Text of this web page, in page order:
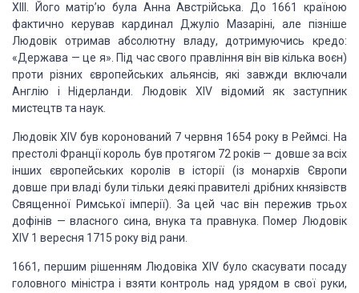
XIII. Його матір’ю була Анна Австрійська. До 1661 країною
фактично керував кардинал Джуліо Мазаріні, але пізніше
Людовік отримав абсолютну владу, дотримуючись кредо:
«Держава — це я». Під час свого правління він вів кілька воєн)
проти різних європейських альянсів, які завжди включали
Англію і Нідерланди. Людовік XIV відомий як заступник
мистецтв та наук.
Людовік XIV був коронований 7 червня 1654 року в Реймсі. На
престолі Франції король був протягом 72 років — довше за всіх
інших європейських королів в історії (із монархів Європи
довше при владі були тільки деякі правителі дрібних князівств
Священної Римської імперії). За цей час він пережив трьох
дофінів — власного сина, внука та правнука. Помер Людовік
XIV 1 вересня 1715 року від рани.
1661, першим рішенням Людовіка XIV було скасувати посаду
головного міністра і взяти контроль над урядом в свої руки,